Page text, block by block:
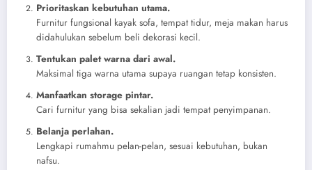
Prioritaskan kebutuhan utama.
Furnitur fungsional kayak sofa, tempat tidur, meja makan harus
didahulukan sebelum beli dekorasi kecil.
Tentukan palet warna dari awal.
Maksimal tiga warna utama supaya ruangan tetap konsisten.
Manfaatkan storage pintar.
Cari furnitur yang bisa sekalian jadi tempat penyimpanan.
Belanja perlahan.
Lengkapi rumahmu pelan-pelan, sesuai kebutuhan, bukan
nafsu.